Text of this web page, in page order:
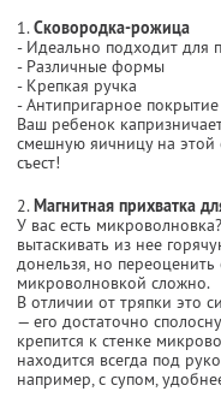
1.Сковородка-рожица
- Идеально подходит для
- Различные формы
- Крепкая ручка
- Антипригарное покрытие
Ваш ребенок
смешную яичницу на этой
съест!
2.Магнитная прихватка
У вас есть
вытаскивать из нее
донельзя, но
микроволновкой сложно.
В отличии от тряпки это
— его достаточно
крепится к стенке
находится всегда под
например, с супом,